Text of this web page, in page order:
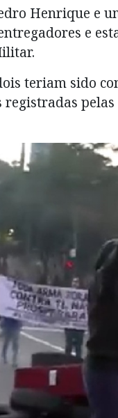
Henrique e
e
teriam sido
registradas